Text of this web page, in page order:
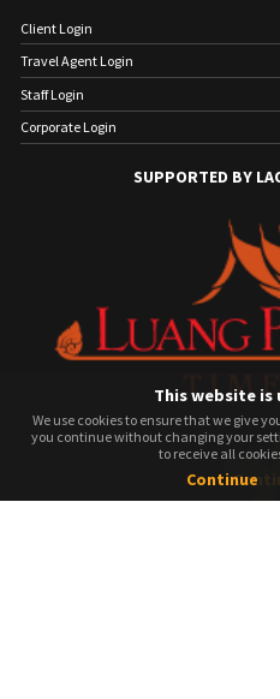
Client Login
Travel Agent Login
Staff Login
Corporate Login
SUPPORTED BY
We use cookies to ensure that we give
you continue without changing your
to receive all
This website is
We use cookies to ensure that we give
you continue without changing your
to receive all
Continue